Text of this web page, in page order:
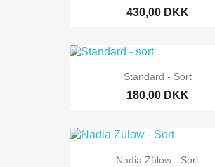
430,00 DKK
Standard - Sort
180,00 DKK
Nadia Zülow - Sort